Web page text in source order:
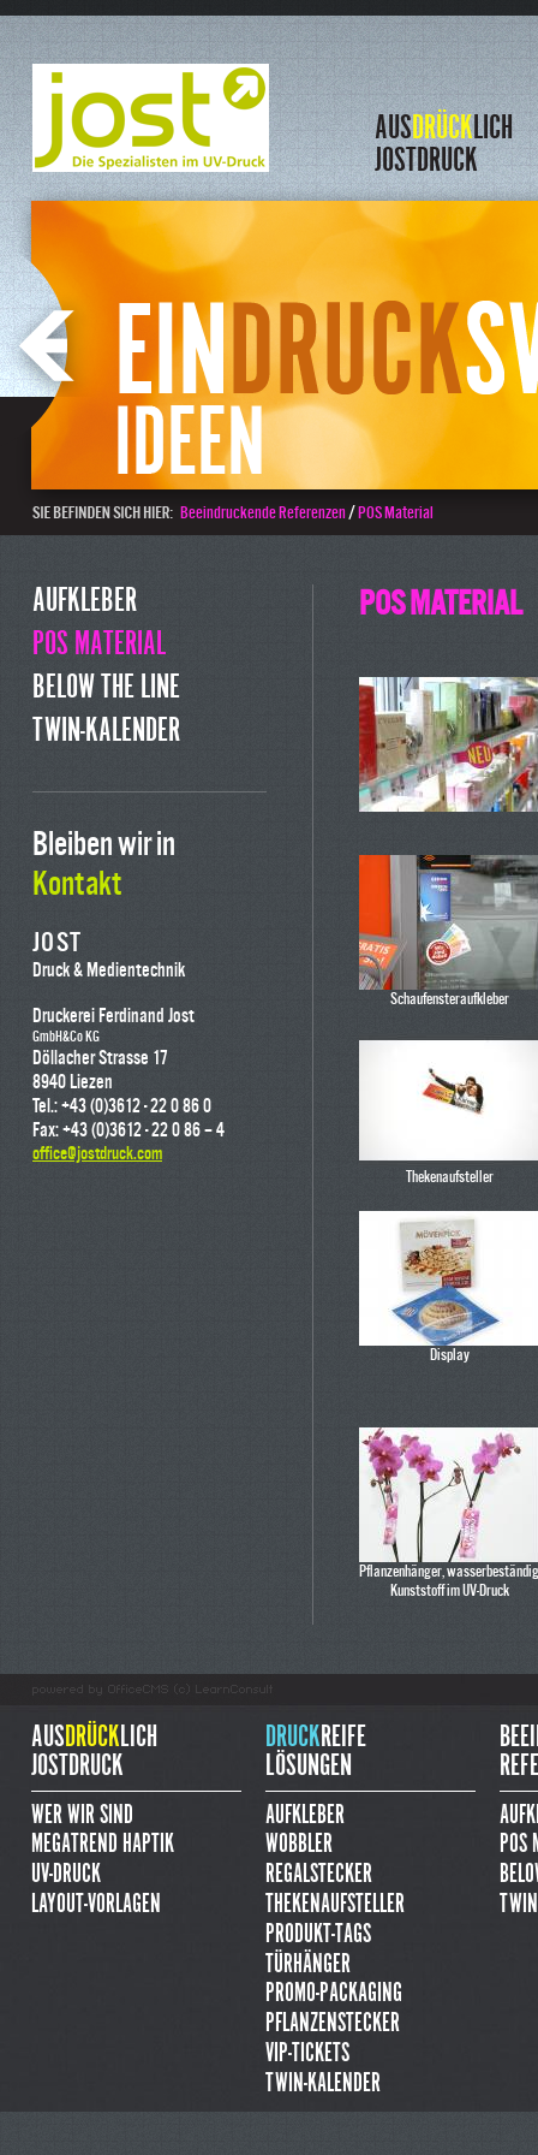
AUSDRÜCKLICH
JOSTDRUCK
Beeindruckende Referenzen/POS Material
AUFKLEBER
POS MATERIAL
BELOW THE LINE
TWIN-KALENDER
Bleiben wir in
Kontakt
JOST
Druck & Medientechnik
Druckerei Ferdinand Jost
GmbH&CoKG
DöllacherStrasse 17
8940 Liezen
Tel.: +43 (0)3612 - 22 0 86 0
Fax: +43 (0)3612 - 22 0 86 – 4
office@jostdruck.com
POS MATERIAL
Schaufensteraufkleber
Thekenaufsteller
Display
Pflanzenhänger, wasserbeständig
Kunststoff im UV-Druck
AUSDRÜCKLICH
JOSTDRUCK
WER WIR SIND
MEGATREND HAPTIK
UV-DRUCK
LAYOUT-VORLAGEN
DRUCKREIFE
LÖSUNGEN
AUFKLEBER
WOBBLER
REGALSTECKER
THEKENAUFSTELLER
PRODUKT-TAGS
TÜRHÄNGER
PROMO-PACKAGING
PFLANZENSTECKER
VIP-TICKETS
TWIN-KALENDER
POS